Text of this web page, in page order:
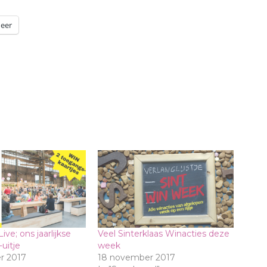
ons jaarlijkse
uitje
2017
Veel Sinterklaas Winacties deze
week
18 november 2017